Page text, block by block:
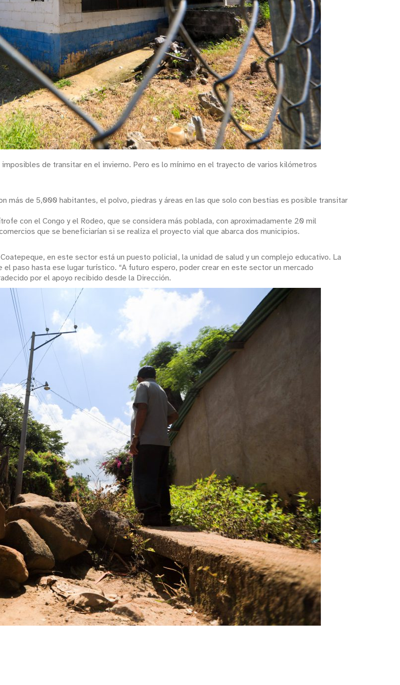
de transitar en el invierno. Pero es lo mínimo en el trayecto de varios kilómetros
más de 5,000 habitantes, el polvo, piedras y áreas en las que solo con bestias es posible transitar
con el Congo y el Rodeo, que se considera más poblada, con aproximadamente 20 mil
que se beneficiarían si se realiza el proyecto vial que abarca dos municipios.
en este sector está un puesto policial, la unidad de salud y un complejo educativo. La
paso hasta ese lugar turístico. “A futuro espero, poder crear en este sector un mercado
por el apoyo recibido desde la Dirección.